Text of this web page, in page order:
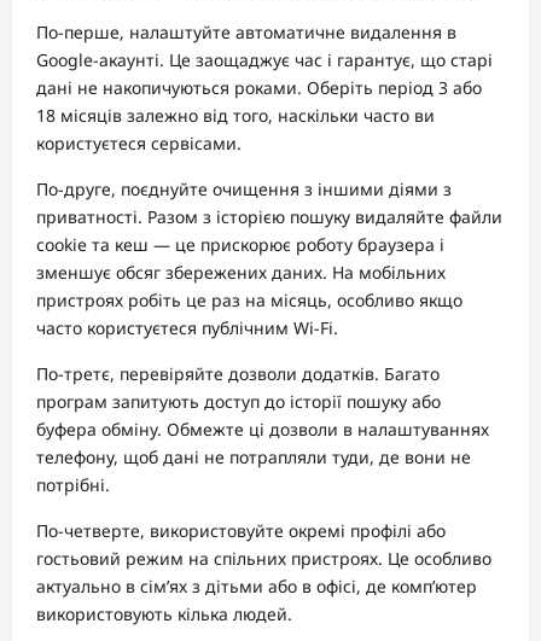
По-перше, налаштуйте автоматичне видалення в
Google-акаунті. Це заощаджує час і гарантує, що старі
дані не накопичуються роками. Оберіть період 3 або
18 місяців залежно від того, наскільки часто ви
користуєтеся сервісами.
По-друге, поєднуйте очищення з іншими діями з
приватності. Разом з історією пошуку видаляйте файли
cookie та кеш — це прискорює роботу браузера і
зменшує обсяг збережених даних. На мобільних
пристроях робіть це раз на місяць, особливо якщо
часто користуєтеся публічним Wi-Fi.
По-третє, перевіряйте дозволи додатків. Багато
програм запитують доступ до історії пошуку або
буфера обміну. Обмежте ці дозволи в налаштуваннях
телефону, щоб дані не потрапляли туди, де вони не
потрібні.
По-четверте, використовуйте окремі профілі або
гостьовий режим на спільних пристроях. Це особливо
актуально в сім’ях з дітьми або в офісі, де комп’ютер
використовують кілька людей.